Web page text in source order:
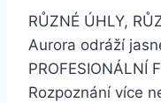
RŮZNÉ ÚHLY,
Aurora odráží
PROFESIONÁLNÍ
Rozpoznání více